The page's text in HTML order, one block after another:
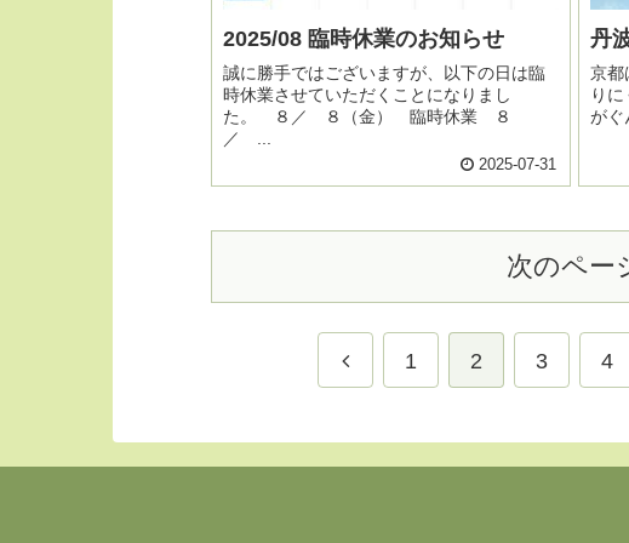
2025/08 臨時休業のお知らせ
誠に勝手ではございますが、以下の日は臨
時休業させていただくことになりまし
た。 ８／ ８（金） 臨時休業 ８
／ ...
2025-07-31
丹
京都
り
がぐ
次のペー
1 2 3 4